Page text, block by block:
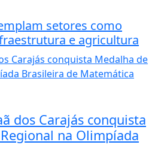
setores como
e agricultura
dos Carajás conquista
na Olimpíada